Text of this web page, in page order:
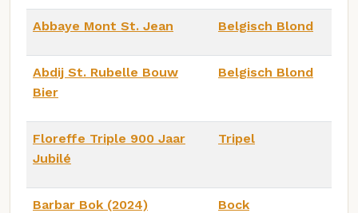
Abbaye Mont St. Jean Belgisch Blond
Abdij St. Rubelle Bouw
Bier
Belgisch Blond
Floreffe Triple 900 Jaar
Jubilé
Tripel
Barbar Bok (2024) Bock